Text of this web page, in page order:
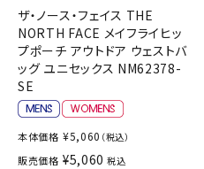
ザ・ノース・フェイス THE
NORTH FACE メイフライヒッ
プポーチ アウトドア ウェストバ
ッグ ユニセックス NM62378-
SE
本体価格 ¥5,060 （税込）
販売価格 ¥5,060 税込